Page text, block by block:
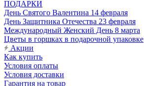
ПОДАРКИ
День Святого Валентина 14 февраля
День Защитника Отечества 23 февраля
Международный Женский День 8 марта
Цветы в горшках в подарочной упаковке
Акции
Как купить
Условия оплаты
Условия доставки
Гарантия на товар